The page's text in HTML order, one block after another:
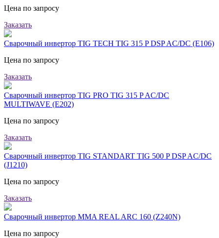
Цена по запросу
Заказать
Сварочный инвертор TIG TECH TIG 315 P DSP AC/DC (E106)
Цена по запросу
Заказать
Сварочный инвертор TIG PRO TIG 315 P AC/DC
MULTIWAVE (E202)
Цена по запросу
Заказать
Сварочный инвертор TIG STANDART TIG 500 P DSP AC/DC
(J1210)
Цена по запросу
Заказать
Сварочный инвертор MMA REAL ARC 160 (Z240N)
Цена по запросу